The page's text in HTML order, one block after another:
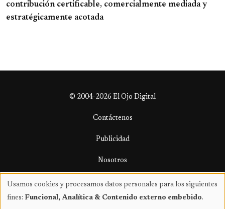
contribución certificable, comercialmente mediada y
estratégicamente acotada
© 2004-2026 El Ojo Digital
Contáctenos
Publicidad
Nosotros
Términos y condiciones
Uso
Usamos cookies y procesamos datos personales para los siguientes
fines: Funcional, Analítica & Contenido externo embebido.